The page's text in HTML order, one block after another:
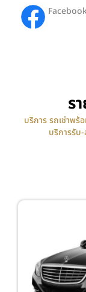
ร
บริการ รถเช่าพ
บริการรับ